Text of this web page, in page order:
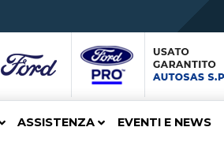
ASSISTENZA EVENTI E NEWS